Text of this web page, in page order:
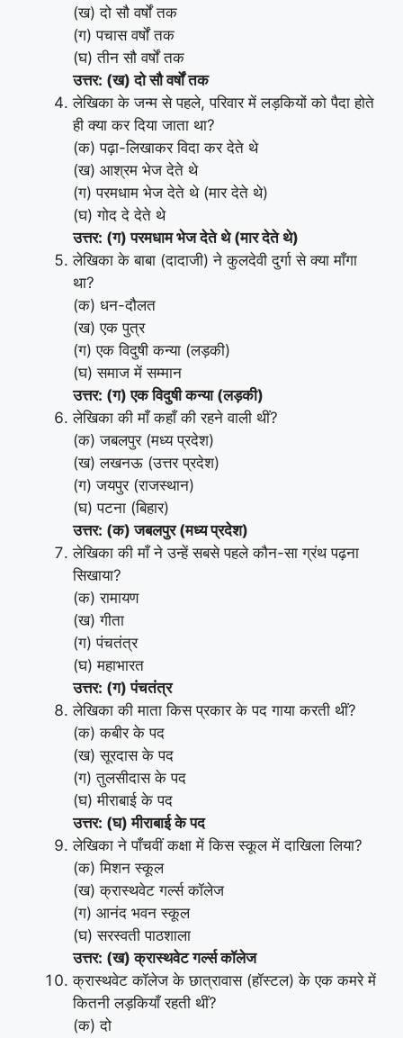
(ख) दो सौ वर्षों तक
(ग) पचास वर्षों तक
(घ) तीन सौ वर्षों तक
उत्तर: (ख) दो सौ वर्षों तक
लेखिका के जन्म से पहले, परिवार में लड़कियों को पैदा होते
ही क्या कर दिया जाता था?
(क) पढ़ा-लिखाकर विदा कर देते थे
(ख) आश्रम भेज देते थे
(ग) परमधाम भेज देते थे (मार देते थे)
(घ) गोद दे देते थे
उत्तर: (ग) परमधाम भेज देते थे (मार देते थे)
लेखिका के बाबा (दादाजी) ने कुलदेवी दुर्गा से क्या माँगा
था?
(क) धन-दौलत
(ख) एक पुत्र
(ग) एक विदुषी कन्या (लड़की)
(घ) समाज में सम्मान
उत्तर: (ग) एक विदुषी कन्या (लड़की)
लेखिका की माँ कहाँ की रहने वाली थीं?
(क) जबलपुर (मध्य प्रदेश)
(ख) लखनऊ (उत्तर प्रदेश)
(ग) जयपुर (राजस्थान)
(घ) पटना (बिहार)
उत्तर: (क) जबलपुर (मध्य प्रदेश)
लेखिका की माँ ने उन्हें सबसे पहले कौन-सा ग्रंथ पढ़ना
सिखाया?
(क) रामायण
(ख) गीता
(ग) पंचतंत्र
(घ) महाभारत
उत्तर: (ग) पंचतंत्र
लेखिका की माता किस प्रकार के पद गाया करती थीं?
(क) कबीर के पद
(ख) सूरदास के पद
(ग) तुलसीदास के पद
(घ) मीराबाई के पद
उत्तर: (घ) मीराबाई के पद
लेखिका ने पाँचवीं कक्षा में किस स्कूल में दाखिला लिया?
(क) मिशन स्कूल
(ख) क्रास्थवेट गर्ल्स कॉलेज
(ग) आनंद भवन स्कूल
(घ) सरस्वती पाठशाला
उत्तर: (ख) क्रास्थवेट गर्ल्स कॉलेज
क्रास्थवेट कॉलेज के छात्रावास (हॉस्टल) के एक कमरे में
कितनी लड़कियाँ रहती थीं?
(क) दो